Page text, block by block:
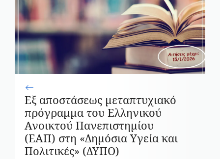
Εξ αποστάσεως μεταπτυχιακό
πρόγραμμα του Ελληνικού
Ανοικτού Πανεπιστημίου
(ΕΑΠ) στη «Δημόσια Υγεία και
Πολιτικές» (ΔΥΠΟ)